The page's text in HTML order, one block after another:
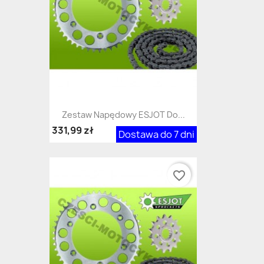
Zestaw Napędowy ESJOT Do...
Dostawa do 7 dni
331,99 zł
favorite_border